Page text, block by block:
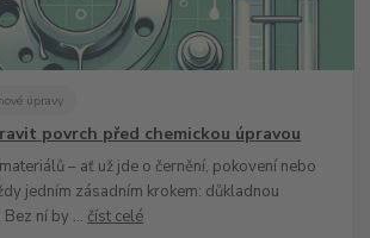
úpravy
povrch před chemickou úpravou
– ať už jde o černění, pokovení nebo
jedním zásadním krokem: důkladnou
ní by ... číst celé